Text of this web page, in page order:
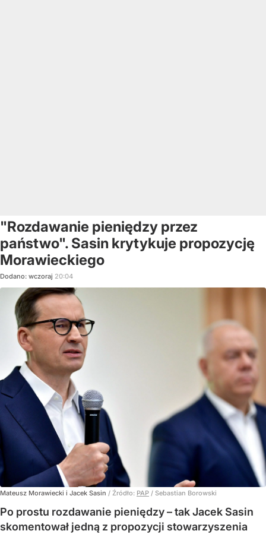
"Rozdawanie pieniędzy przez
państwo". Sasin krytykuje propozycję
Morawieckiego
Dodano: wczoraj 20:04
Mateusz Morawiecki i Jacek Sasin / Źródło: PAP / Sebastian Borowski
Po prostu rozdawanie pieniędzy – tak Jacek Sasin
skomentował jedną z propozycji stowarzyszenia